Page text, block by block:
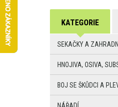
KATEGORIE
SEKAČKY A
HNOJIVA, OSIVA,
BOJ SE ŠKŮDCI A